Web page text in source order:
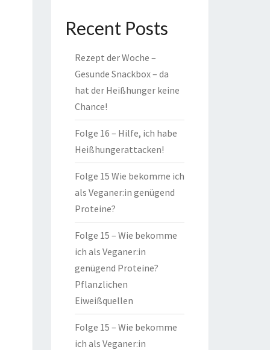
Recent Posts
Rezept der Woche –
Gesunde Snackbox – da
hat der Heißhunger keine
Chance!
Folge 16 – Hilfe, ich habe
Heißhungerattacken!
Folge 15 Wie bekomme ich
als Veganer:in genügend
Proteine?
Folge 15 – Wie bekomme
ich als Veganer:in
genügend Proteine?
Pflanzlichen
Eiweißquellen
Folge 15 – Wie bekomme
ich als Veganer:in